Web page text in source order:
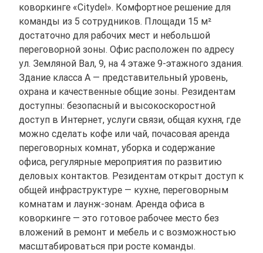
коворкинге «Citydel». Комфортное решение для
команды из 5 сотрудников. Площади 15 м²
достаточно для рабочих мест и небольшой
переговорной зоны. Офис расположен по адресу
ул. Земляной Вал, 9, на 4 этаже 9-этажного здания.
Здание класса A — представительный уровень,
охрана и качественные общие зоны. Резидентам
доступны: безопасный и высокоскоростной
доступ в Интернет, услуги связи, общая кухня, где
можно сделать кофе или чай, почасовая аренда
переговорных комнат, уборка и содержание
офиса, регулярные мероприятия по развитию
деловых контактов. Резидентам открыт доступ к
общей инфраструктуре — кухне, переговорным
комнатам и лаунж-зонам. Аренда офиса в
коворкинге — это готовое рабочее место без
вложений в ремонт и мебель и с возможностью
масштабироваться при росте команды.